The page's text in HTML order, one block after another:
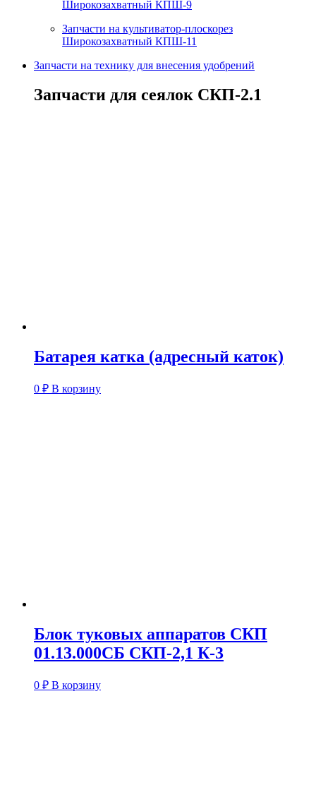
Широкозахватный КПШ-9
Запчасти на культиватор-плоскорез
Широкозахватный КПШ-11
Запчасти на технику для внесения удобрений
Запчасти для сеялок СКП-2.1
Батарея катка (адресный каток)
0 ₽ В корзину
Блок туковых аппаратов СКП
01.13.000СБ СКП-2,1 К-3
0 ₽ В корзину